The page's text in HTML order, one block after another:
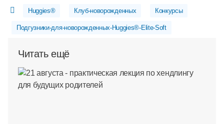
Huggies® Клуб-новорожденных Конкурсы
Подгузники-для-новорожденных-Huggies®-Elite-Soft
Читать ещё